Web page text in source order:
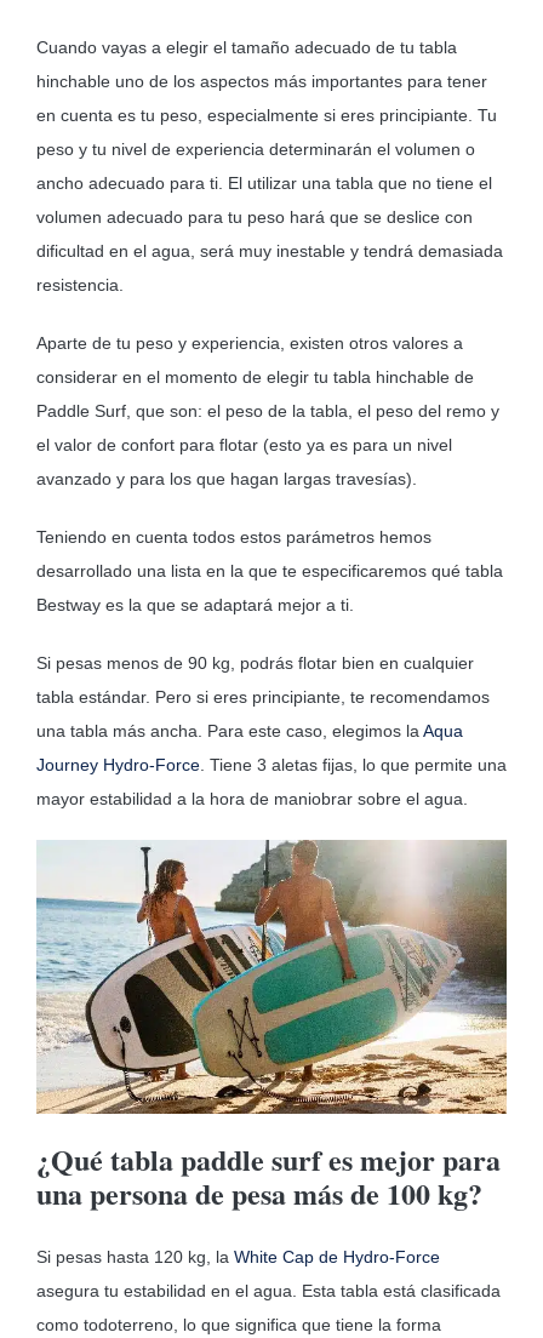
Cuando vayas a elegir el tamaño adecuado de tu tabla
hinchable uno de los aspectos más importantes para tener
en cuenta es tu peso, especialmente si eres principiante. Tu
peso y tu nivel de experiencia determinarán el volumen o
ancho adecuado para ti. El utilizar una tabla que no tiene el
volumen adecuado para tu peso hará que se deslice con
dificultad en el agua, será muy inestable y tendrá demasiada
resistencia.
Aparte de tu peso y experiencia, existen otros valores a
considerar en el momento de elegir tu tabla hinchable de
Paddle Surf, que son: el peso de la tabla, el peso del remo y
el valor de confort para flotar (esto ya es para un nivel
avanzado y para los que hagan largas travesías).
Teniendo en cuenta todos estos parámetros hemos
desarrollado una lista en la que te especificaremos qué tabla
Bestway es la que se adaptará mejor a ti.
Si pesas menos de 90 kg, podrás flotar bien en cualquier
tabla estándar. Pero si eres principiante, te recomendamos
una tabla más ancha. Para este caso, elegimos la Aqua
Journey Hydro-Force. Tiene 3 aletas fijas, lo que permite una
mayor estabilidad a la hora de maniobrar sobre el agua.
¿Qué tabla paddle surf es mejor para
una persona de pesa más de 100 kg?
Si pesas hasta 120 kg, la White Cap de Hydro-Force
asegura tu estabilidad en el agua. Esta tabla está clasificada
como todoterreno, lo que significa que tiene la forma